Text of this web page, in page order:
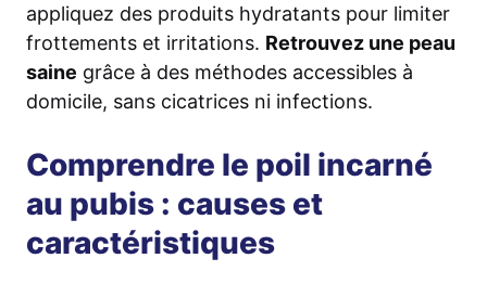
appliquez des produits hydratants pour limiter
frottements et irritations. Retrouvez une peau
saine grâce à des méthodes accessibles à
domicile, sans cicatrices ni infections.
Comprendre le poil incarné
au pubis : causes et
caractéristiques